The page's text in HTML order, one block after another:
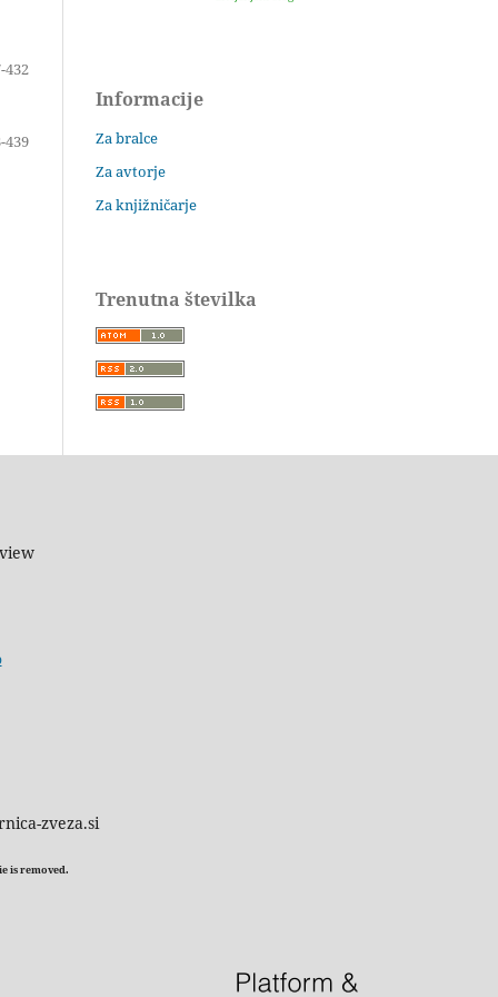
432
439
Informacije
Za bralce
Za avtorje
Za knjižničarje
Trenutna številka
zveza.si
is removed.